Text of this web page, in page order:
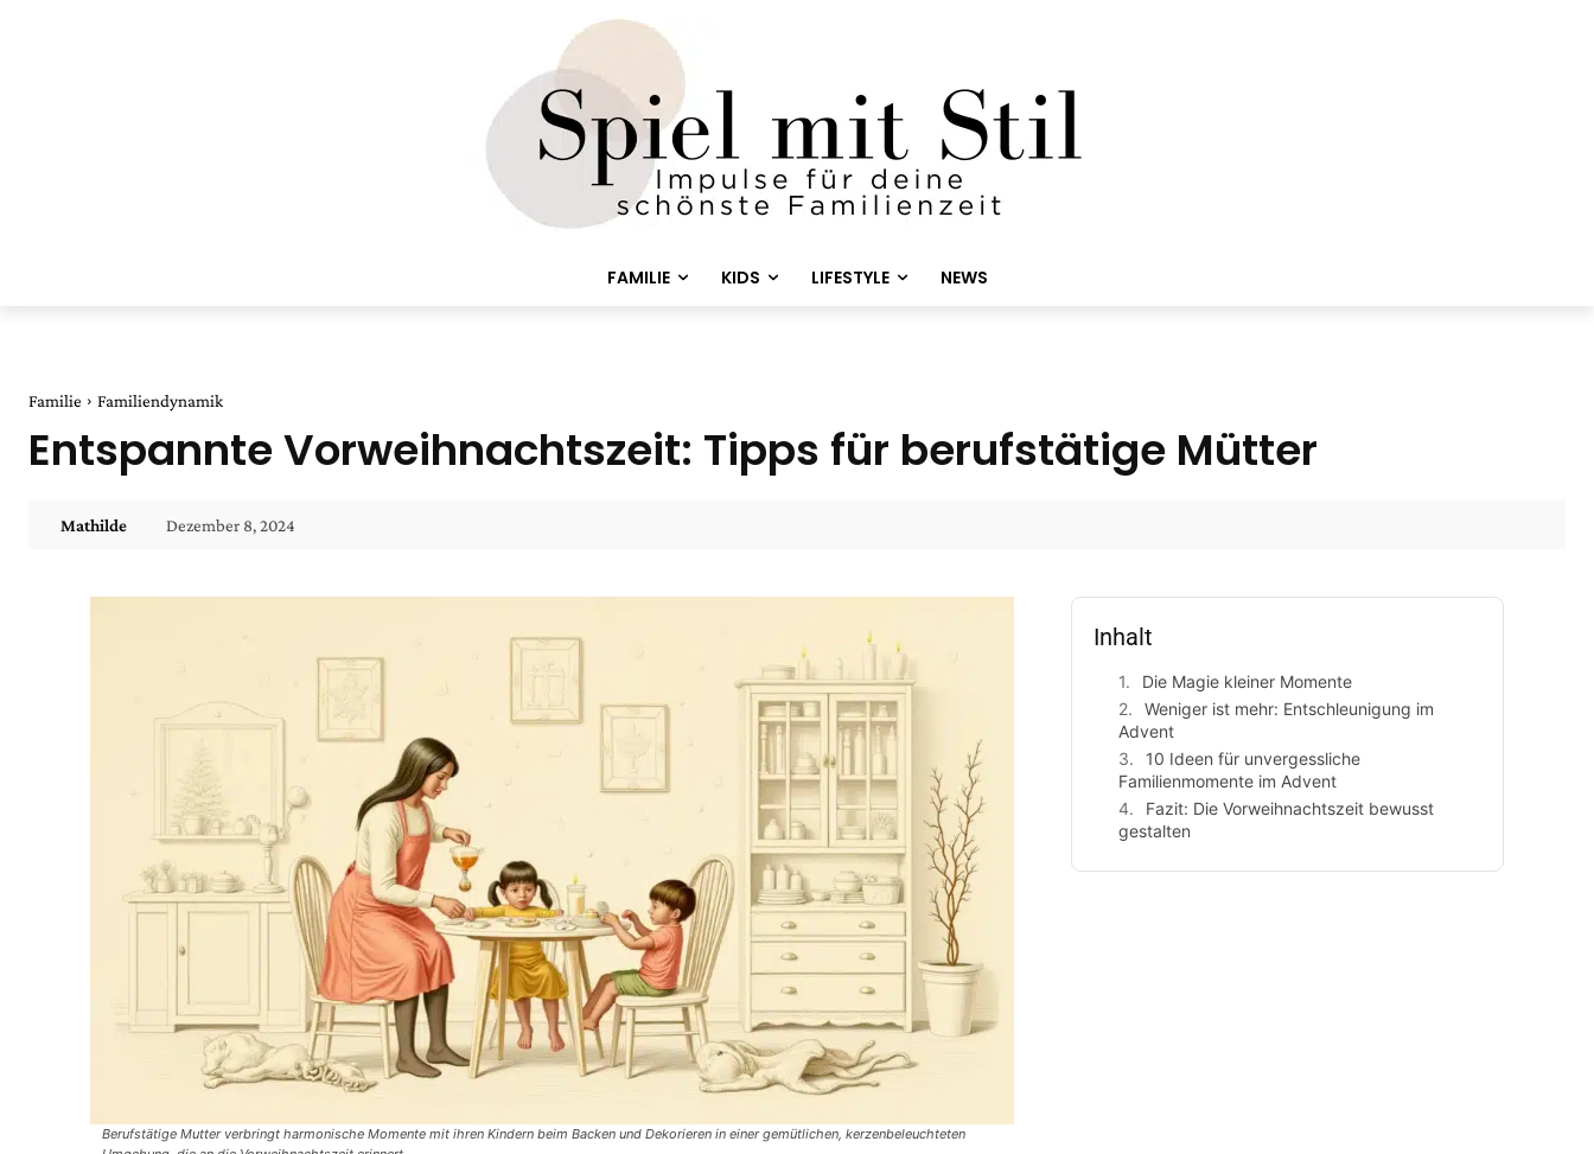
FAMILIE KIDS LIFESTYLE NEWS
Familie Familiendynamik
Entspannte Vorweihnachtszeit: Tipps für berufstätige Mütter
Mathilde Dezember 8, 2024
Berufstätige Mutter verbringt harmonische Momente mit ihren Kindern beim Backen und Dekorieren in einer gemütlichen, kerzenbeleuchteten
Inhalt
Die Magie kleiner Momente
Weniger ist mehr: Entschleunigung im
Advent
10 Ideen für unvergessliche
Familienmomente im Advent
Fazit: Die Vorweihnachtszeit bewusst
gestalten